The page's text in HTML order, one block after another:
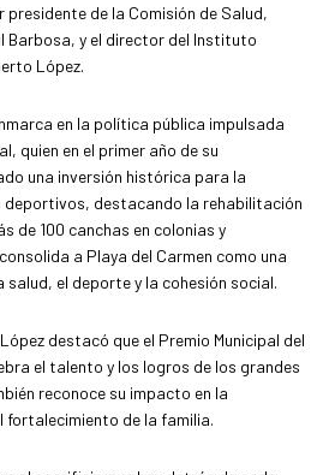
presidente de la Comisión de Salud,
Barbosa, y el director del Instituto
López.
en la política pública impulsada
quien en el primer año de su
una inversión histórica para la
deportivos, destacando la rehabilitación
de 100 canchas en colonias y
a Playa del Carmen como una
el deporte y la cohesión social.
destacó que el Premio Municipal del
el talento y los logros de los grandes
reconoce su impacto en la
fortalecimiento de la familia.